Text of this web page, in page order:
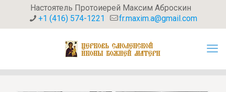
Настоятель Протоиерей Максим Аброскин
+1 (416) 574-1221
fr.maxim.a@gmail.com